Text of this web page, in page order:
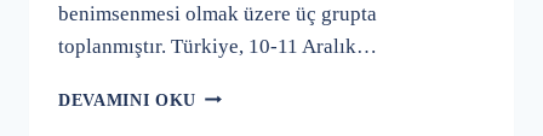
benimsenmesi olmak üzere üç grupta
toplanmıştır. Türkiye, 10-11 Aralık…
DEVAMINI OKU AB